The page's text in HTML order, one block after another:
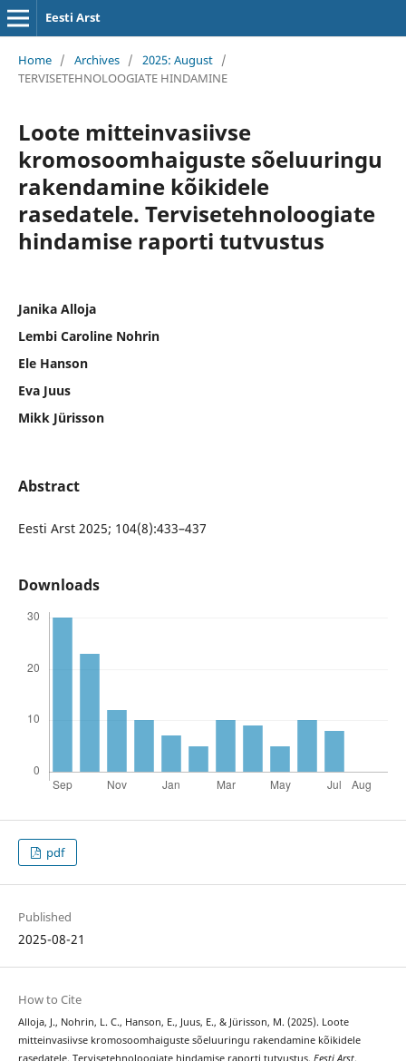
Eesti Arst
Home / Archives / 2025: August /
TERVISETEHNOLOOGIATE HINDAMINE
Loote mitteinvasiivse
kromosoomhaiguste sõeluuringu
rakendamine kõikidele
rasedatele. Tervisetehnoloogiate
hindamise raporti tutvustus
Janika Alloja
Lembi Caroline Nohrin
Ele Hanson
Eva Juus
Mikk Jürisson
Abstract
Eesti Arst 2025; 104(8):433–437
Downloads
pdf
Published
2025-08-21
How to Cite
Alloja, J., Nohrin, L. C., Hanson, E., Juus, E., & Jürisson, M. (2025). Loote
mitteinvasiivse kromosoomhaiguste sõeluuringu rakendamine kõikidele
rasedatele. Tervisetehnoloogiate hindamise raporti tutvustus. Eesti Arst.